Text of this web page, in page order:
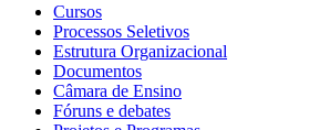
Cursos
Processos Seletivos
Estrutura Organizacional
Documentos
Câmara de Ensino
Fóruns e debates